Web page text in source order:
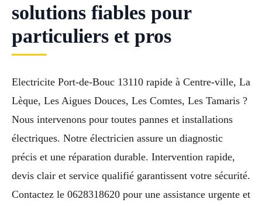
solutions fiables pour
particuliers et pros
Electricite Port-de-Bouc 13110 rapide à Centre-ville, La
Lèque, Les Aigues Douces, Les Comtes, Les Tamaris ?
Nous intervenons pour toutes pannes et installations
électriques. Notre électricien assure un diagnostic
précis et une réparation durable. Intervention rapide,
devis clair et service qualifié garantissent votre sécurité.
Contactez le 0628318620 pour une assistance urgente et